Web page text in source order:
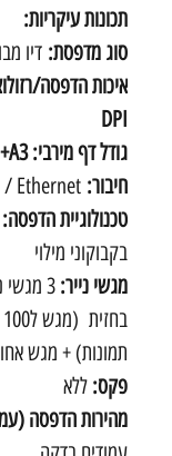
תכונות עיקריות:
סוג מדפסת: דיו מבוסס
DPI
גודל דף מירבי: A3+
חיבור: / Ethernet
טכנולוגיית הדפסה:
בקבוקוני מילוי
מגשי נייר:
3
תמונות) + מגש אחורי ל50
פקס: ללא
מהירות הדפסה